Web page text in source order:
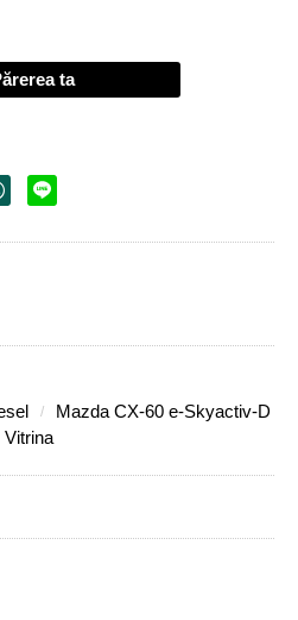
ta
Mazda CX-60 e-Skyactiv-D
Vitrina